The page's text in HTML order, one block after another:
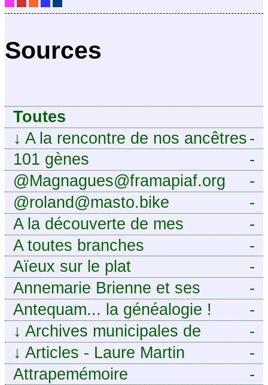
Sources
Toutes
-
↓ A la rencontre de nos ancêtres
-
101 gènes
-
@Magnagues@framapiaf.org
-
@roland@masto.bike
-
A la découverte de mes
ancêtres
-
A toutes branches
-
Aïeux sur le plat
-
Annemarie Brienne et ses
challenges de A à Z
-
Antequam... la généalogie !
-
↓ Archives municipales de
Montpellier
-
↓ Articles - Laure Martin
-
Attrapemémoire